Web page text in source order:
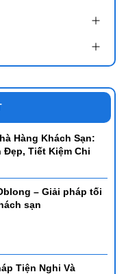
Hàng Khách Sạn:
Đẹp, Tiết Kiệm Chi
– Giải pháp tối
sạn
Tiện Nghi Và